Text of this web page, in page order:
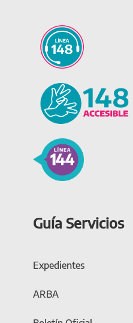
Guía Servicios
Expedientes
ARBA